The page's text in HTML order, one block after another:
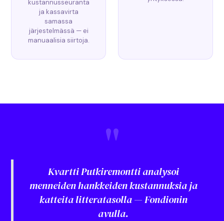
kustannusseuranta
ja kassavirta
samassa
järjestelmässä — ei
manuaalisia siirtoja.
"
Kvartti Putkiremontti analysoi
menneiden hankkeiden kustannuksia ja
katteita litteratasolla — Fondionin
avulla.